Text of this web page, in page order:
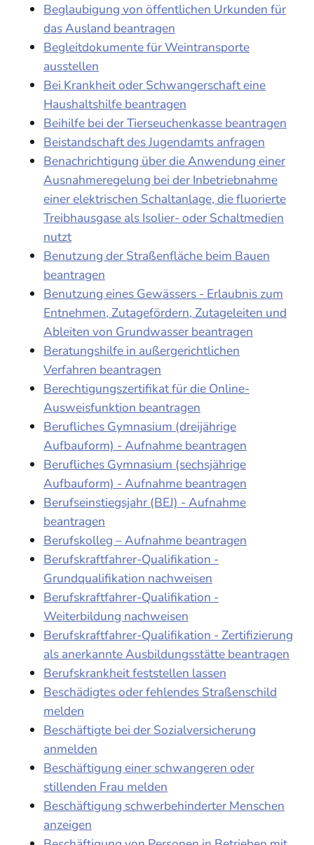
Beglaubigung von öffentlichen Urkunden für
das Ausland beantragen
Begleitdokumente für Weintransporte
ausstellen
Bei Krankheit oder Schwangerschaft eine
Haushaltshilfe beantragen
Beihilfe bei der Tierseuchenkasse beantragen
Beistandschaft des Jugendamts anfragen
Benachrichtigung über die Anwendung einer
Ausnahmeregelung bei der Inbetriebnahme
einer elektrischen Schaltanlage, die fluorierte
Treibhausgase als Isolier- oder Schaltmedien
nutzt
Benutzung der Straßenfläche beim Bauen
beantragen
Benutzung eines Gewässers - Erlaubnis zum
Entnehmen, Zutagefördern, Zutageleiten und
Ableiten von Grundwasser beantragen
Beratungshilfe in außergerichtlichen
Verfahren beantragen
Berechtigungszertifikat für die Online-
Ausweisfunktion beantragen
Berufliches Gymnasium (dreijährige
Aufbauform) - Aufnahme beantragen
Berufliches Gymnasium (sechsjährige
Aufbauform) - Aufnahme beantragen
Berufseinstiegsjahr (BEJ) - Aufnahme
beantragen
Berufskolleg – Aufnahme beantragen
Berufskraftfahrer-Qualifikation -
Grundqualifikation nachweisen
Berufskraftfahrer-Qualifikation -
Weiterbildung nachweisen
Berufskraftfahrer-Qualifikation - Zertifizierung
als anerkannte Ausbildungsstätte beantragen
Berufskrankheit feststellen lassen
Beschädigtes oder fehlendes Straßenschild
melden
Beschäftigte bei der Sozialversicherung
anmelden
Beschäftigung einer schwangeren oder
stillenden Frau melden
Beschäftigung schwerbehinderter Menschen
anzeigen